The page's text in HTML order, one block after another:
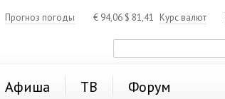
Прогноз погоды € 94,06 $ 81,41 Курс валют
Афиша ТВ Форум